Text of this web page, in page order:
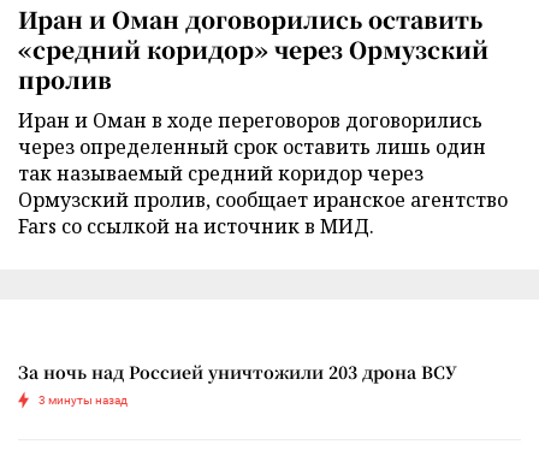
Иран и Оман договорились оставить
«средний коридор» через Ормузский
пролив
Иран и Оман в ходе переговоров договорились
через определенный срок оставить лишь один
так называемый средний коридор через
Ормузский пролив, сообщает иранское агентство
Fars со ссылкой на источник в МИД.
За ночь над Россией уничтожили 203 дрона ВСУ
3 минуты назад